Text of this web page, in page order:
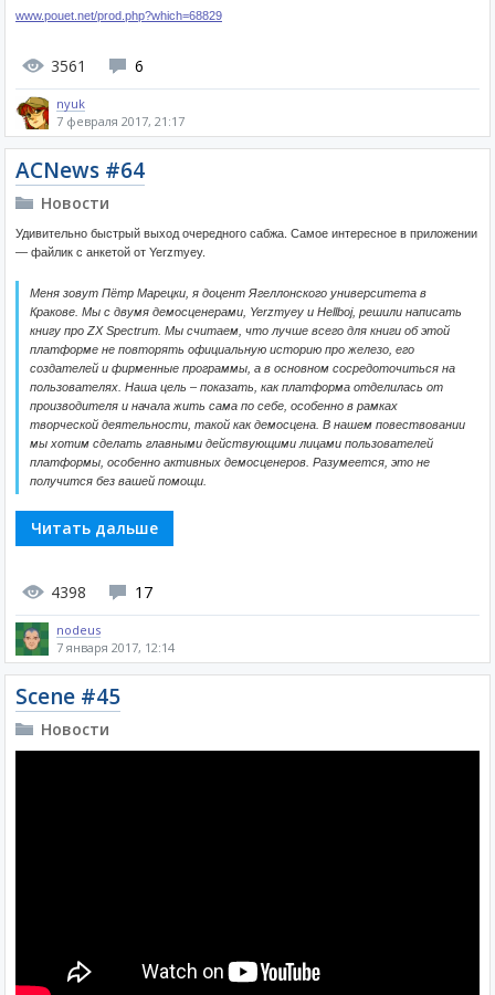
www.pouet.net/prod.php?which=68829
3561 6
nyuk
7 февраля 2017, 21:17
ACNews #64
Новости
Удивительно быстрый выход очередного сабжа. Самое интересное в приложении
— файлик с анкетой от Yerzmyey.
Меня зовут Пётр Марецки, я доцент Ягеллонского университета в
Кракове. Мы с двумя демосценерами, Yerzmyey и Hellboj, решили написать
книгу про ZX Spectrum. Мы считаем, что лучше всего для книги об этой
платформе не повторять официальную историю про железо, его
создателей и фирменные программы, а в основном сосредоточиться на
пользователях. Наша цель – показать, как платформа отделилась от
производителя и начала жить сама по себе, особенно в рамках
творческой деятельности, такой как демосцена. В нашем повествовании
мы хотим сделать главными действующими лицами пользователей
платформы, особенно активных демосценеров. Разумеется, это не
получится без вашей помощи.
Читать дальше
4398 17
nodeus
7 января 2017, 12:14
Scene #45
Новости